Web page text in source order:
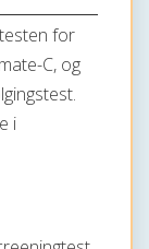
for
C, og
i